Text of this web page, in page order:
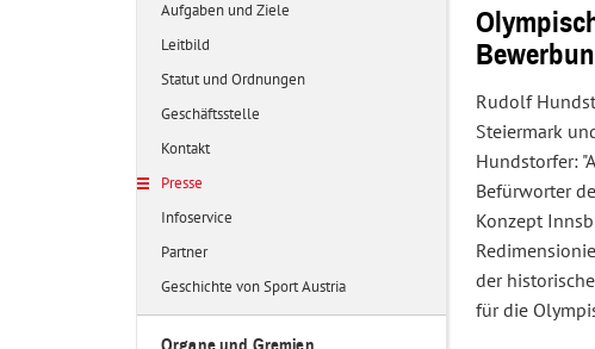
Aufgaben und Ziele
Leitbild
Statut und Ordnungen
Geschäftsstelle
Kontakt
Presse
Infoservice
Partner
Geschichte von Sport Austria
Rudolf
Steiermark
Hundstorfer:
Befürworter
Konzept
der
für die